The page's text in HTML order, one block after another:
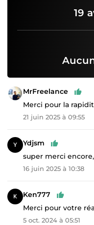
19
MrFreelance
Merci pour la
21 juin 2025 à 09:55
Ydjsm
super merci
16 juin 2025 à 10:38
Ken777
Merci pour votre
5 oct. 2024 à 05:51